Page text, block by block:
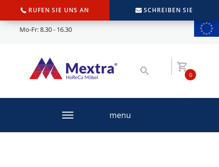
RUFEN SIE UNS AN SCHREIBEN SIE
Mo-Fr: 8.30 - 16.30
0
menu